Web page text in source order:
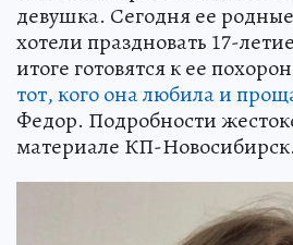
девушка. Сегодня ее
хотели праздновать 17-
итоге готовятся к ее
тот, кого она любила и
Федор. Подробности
материале КП-Новосибирск.